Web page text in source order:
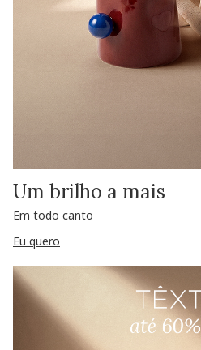
Um brilho a mais
Em todo canto
Eu quero